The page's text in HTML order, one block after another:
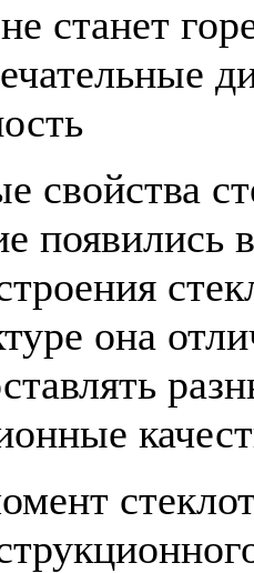
станет
свойства
появились
она